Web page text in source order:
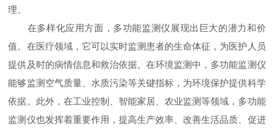
理。
在多样化应用方面，多功能监测仪展现出巨大的潜力和价
值。在医疗领域，它可以实时监测患者的生命体征，为医护人员
提供及时的病情信息和救治依据。在环境监测中，多功能监测仪
能够监测空气质量、水质污染等关键指标，为环境保护提供科学
依据。此外，在工业控制、智能家居、农业监测等领域，多功能
监测仪也发挥着重要作用，提高生产效率、改善生活品质、促进